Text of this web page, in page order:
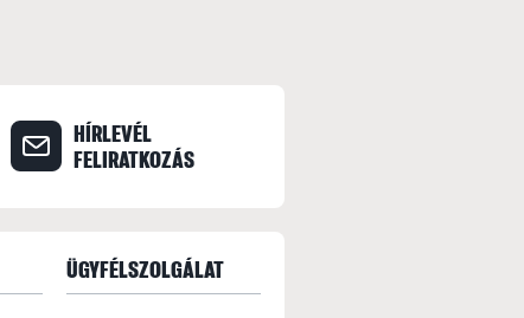
HÍRLEVÉL
FELIRATKOZÁS
ÜGYFÉLSZOLGÁLAT